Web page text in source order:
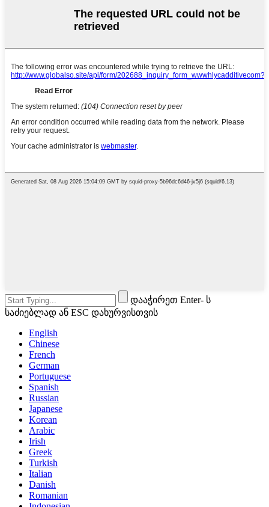
დააჭირეთ Enter- ს
საძიებლად ან ESC დახურვისთვის
English
Chinese
French
German
Portuguese
Spanish
Russian
Japanese
Korean
Arabic
Irish
Greek
Turkish
Italian
Danish
Romanian